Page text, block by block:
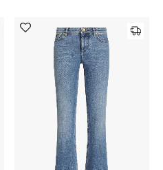
عرض جميع المنتجات
ما وصلنا حديثاً
الموسم الجديد